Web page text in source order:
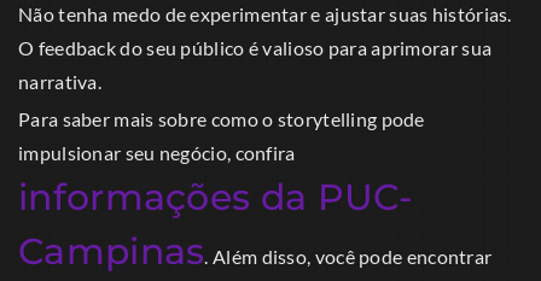
Não tenha medo de experimentar e ajustar suas histórias.
O feedback do seu público é valioso para aprimorar sua
narrativa.
Para saber mais sobre como o storytelling pode
impulsionar seu negócio, confira
informações da PUC-
Campinas . Além disso, você pode encontrar